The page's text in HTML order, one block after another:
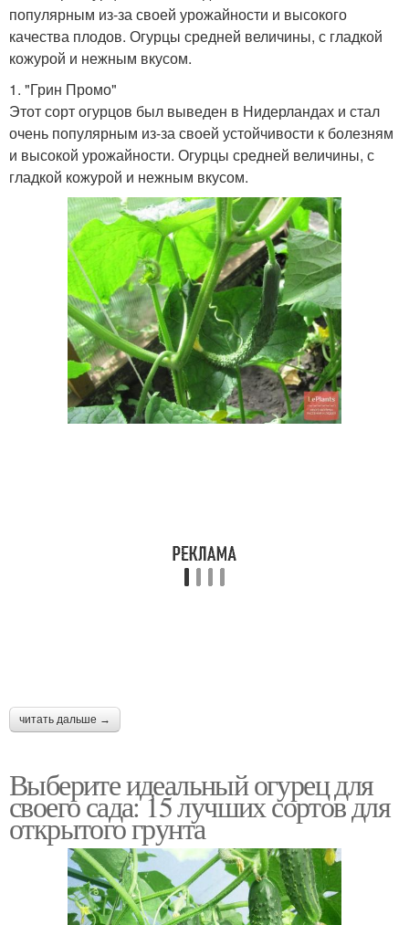
популярным из-за своей урожайности и высокого
качества плодов. Огурцы средней величины, с гладкой
кожурой и нежным вкусом.
1. "Грин Промо"
Этот сорт огурцов был выведен в Нидерландах и стал
очень популярным из-за своей устойчивости к болезням
и высокой урожайности. Огурцы средней величины, с
гладкой кожурой и нежным вкусом.
читать дальше →
Выберите идеальный огурец для
своего сада: 15 лучших сортов для
открытого грунта